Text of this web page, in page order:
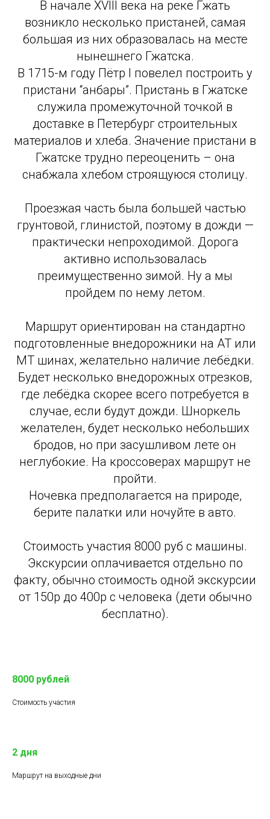
В начале XVIII века на реке Гжать
возникло несколько пристаней, самая
большая из них образовалась на месте
нынешнего Гжатска.
В 1715-м году Пётр I повелел построить у
пристани “анбары”. Пристань в Гжатске
служила промежуточной точкой в
доставке в Петербург строительных
материалов и хлеба. Значение пристани в
Гжатске трудно переоценить – она
снабжала хлебом строящуюся столицу.
Проезжая часть была большей частью
грунтовой, глинистой, поэтому в дожди —
практически непроходимой. Дорога
активно использовалась
преимущественно зимой. Ну а мы
пройдем по нему летом.
Маршрут ориентирован на стандартно
подготовленные внедорожники на АТ или
МТ шинах, желательно наличие лебёдки.
Будет несколько внедорожных отрезков,
где лебёдка скорее всего потребуется в
случае, если будут дожди. Шноркель
желателен, будет несколько небольших
бродов, но при засушливом лете он
неглубокие. На кроссоверах маршрут не
пройти.
Ночевка предполагается на природе,
берите палатки или ночуйте в авто.
Стоимость участия 8000 руб с машины.
Экскурсии оплачивается отдельно по
факту, обычно стоимость одной экскурсии
от 150р до 400р с человека (дети обычно
бесплатно).
8000 рублей
Стоимость участия
2 дня
Маршрут на выходные дни